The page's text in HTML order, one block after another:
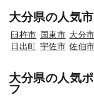
大分県の人気
臼杵市 国東市 大分市
日出町 宇佐市 佐伯市
大分県の人気
フ